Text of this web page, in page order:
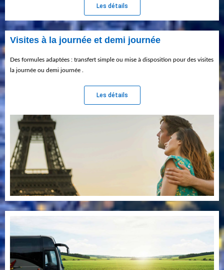
Les détails
Visites à la journée et demi journée
Des formules adaptées : transfert simple ou mise à disposition pour des visites
la journée ou demi journée .
Les détails